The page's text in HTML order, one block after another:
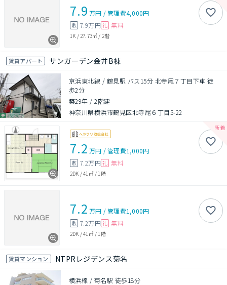
7.9 万円 /管理費4,000円
敷 7.9万円 礼 無料
1K / 27.73㎡ / 2階
賃貸アパート サンガーデン金井B棟
京浜東北線 / 鶴見駅 バス15分 北寺尾７丁目下車 徒
歩2分
築29年 /2階建
神奈川県横浜市鶴見区北寺尾６丁目5-22
7.2 万円 /管理費1,000円
敷 7.2万円 礼 無料
2DK /41㎡/1階
7.2 万円 /管理費1,000円
敷 7.2万円 礼 無料
2DK /41㎡/ 1階
賃貸マンション NTPRレジデンス菊名
横浜線 / 菊名駅 徒歩18分